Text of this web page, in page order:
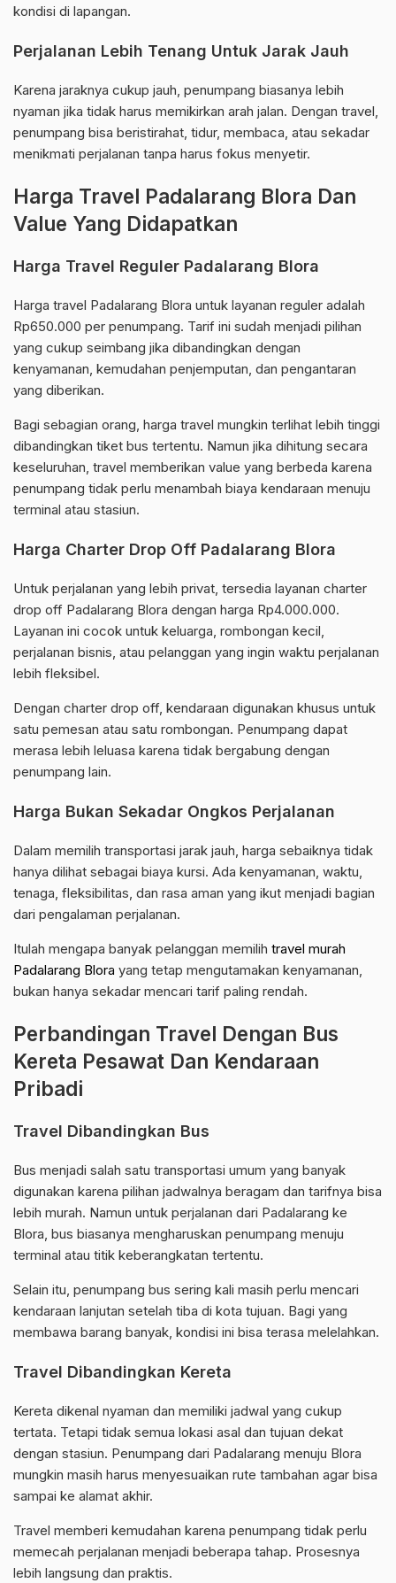
kondisi di lapangan.
Perjalanan Lebih Tenang Untuk Jarak Jauh
Karena jaraknya cukup jauh, penumpang biasanya lebih
nyaman jika tidak harus memikirkan arah jalan. Dengan travel,
penumpang bisa beristirahat, tidur, membaca, atau sekadar
menikmati perjalanan tanpa harus fokus menyetir.
Harga Travel Padalarang Blora Dan
Value Yang Didapatkan
Harga Travel Reguler Padalarang Blora
Harga travel Padalarang Blora untuk layanan reguler adalah
Rp650.000 per penumpang. Tarif ini sudah menjadi pilihan
yang cukup seimbang jika dibandingkan dengan
kenyamanan, kemudahan penjemputan, dan pengantaran
yang diberikan.
Bagi sebagian orang, harga travel mungkin terlihat lebih tinggi
dibandingkan tiket bus tertentu. Namun jika dihitung secara
keseluruhan, travel memberikan value yang berbeda karena
penumpang tidak perlu menambah biaya kendaraan menuju
terminal atau stasiun.
Harga Charter Drop Off Padalarang Blora
Untuk perjalanan yang lebih privat, tersedia layanan charter
drop off Padalarang Blora dengan harga Rp4.000.000.
Layanan ini cocok untuk keluarga, rombongan kecil,
perjalanan bisnis, atau pelanggan yang ingin waktu perjalanan
lebih fleksibel.
Dengan charter drop off, kendaraan digunakan khusus untuk
satu pemesan atau satu rombongan. Penumpang dapat
merasa lebih leluasa karena tidak bergabung dengan
penumpang lain.
Harga Bukan Sekadar Ongkos Perjalanan
Dalam memilih transportasi jarak jauh, harga sebaiknya tidak
hanya dilihat sebagai biaya kursi. Ada kenyamanan, waktu,
tenaga, fleksibilitas, dan rasa aman yang ikut menjadi bagian
dari pengalaman perjalanan.
Itulah mengapa banyak pelanggan memilih travel murah
Padalarang Blora yang tetap mengutamakan kenyamanan,
bukan hanya sekadar mencari tarif paling rendah.
Perbandingan Travel Dengan Bus
Kereta Pesawat Dan Kendaraan
Pribadi
Travel Dibandingkan Bus
Bus menjadi salah satu transportasi umum yang banyak
digunakan karena pilihan jadwalnya beragam dan tarifnya bisa
lebih murah. Namun untuk perjalanan dari Padalarang ke
Blora, bus biasanya mengharuskan penumpang menuju
terminal atau titik keberangkatan tertentu.
Selain itu, penumpang bus sering kali masih perlu mencari
kendaraan lanjutan setelah tiba di kota tujuan. Bagi yang
membawa barang banyak, kondisi ini bisa terasa melelahkan.
Travel Dibandingkan Kereta
Kereta dikenal nyaman dan memiliki jadwal yang cukup
tertata. Tetapi tidak semua lokasi asal dan tujuan dekat
dengan stasiun. Penumpang dari Padalarang menuju Blora
mungkin masih harus menyesuaikan rute tambahan agar bisa
sampai ke alamat akhir.
Travel memberi kemudahan karena penumpang tidak perlu
memecah perjalanan menjadi beberapa tahap. Prosesnya
lebih langsung dan praktis.